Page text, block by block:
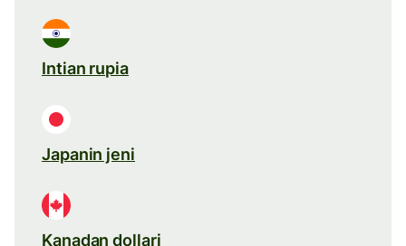
Intian rupia
Japanin jeni
Kanadan dollari